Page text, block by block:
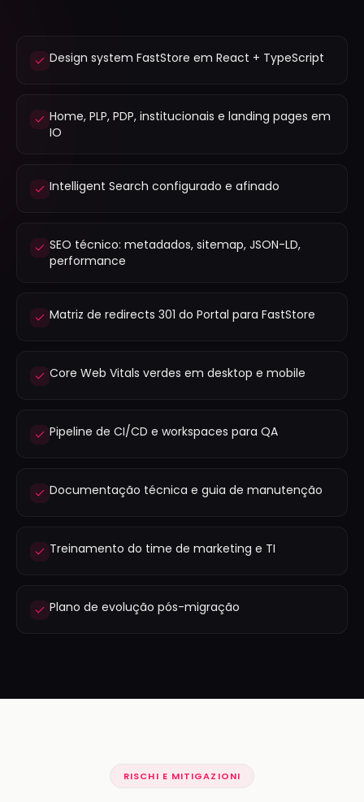
Design system FastStore em React + TypeScript
Home, PLP, PDP, institucionais e landing pages em
IO
Intelligent Search configurado e afinado
SEO técnico: metadados, sitemap, JSON-LD,
performance
Matriz de redirects 301 do Portal para FastStore
Core Web Vitals verdes em desktop e mobile
Pipeline de CI/CD e workspaces para QA
Documentação técnica e guia de manutenção
Treinamento do time de marketing e TI
Plano de evolução pós-migração
RISCHI E MITIGAZIONI